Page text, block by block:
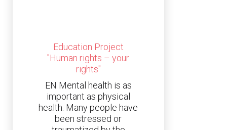
Education Project
"Human rights – your
rights"
EN Mental health is as
important as physical
health. Many people have
been stressed or